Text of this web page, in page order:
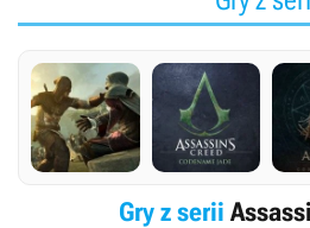
Gry z serii